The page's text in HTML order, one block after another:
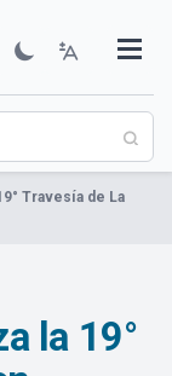
Travesía de La
la 19°